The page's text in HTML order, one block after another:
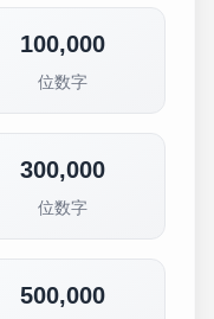
100,000
位数字
300,000
位数字
500,000